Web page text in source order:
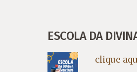
ESCOLA DA
clique